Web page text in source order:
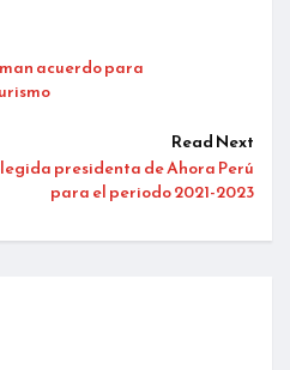
acuerdo para
Read Next
presidenta de Ahora Perú
para el periodo 2021-2023